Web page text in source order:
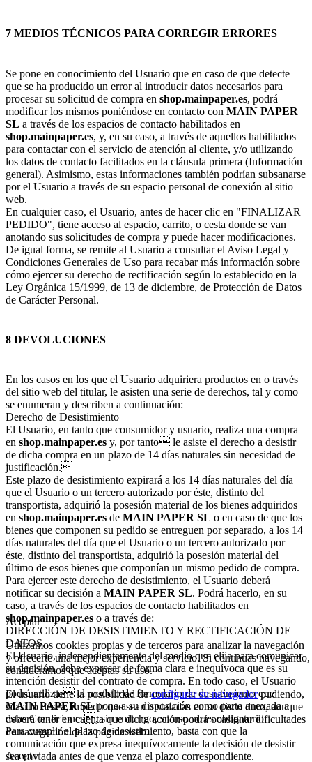
7 MEDIOS TÉCNICOS PARA CORREGIR ERRORES
Se pone en conocimiento del Usuario que en caso de que detecte
que se ha producido un error al introducir datos necesarios para
procesar su solicitud de compra en shop.mainpaper.es, podrá
modificar los mismos poniéndose en contacto con MAIN PAPER
SL a través de los espacios de contacto habilitados en
shop.mainpaper.es, y, en su caso, a través de aquellos habilitados
para contactar con el servicio de atención al cliente, y/o utilizando
los datos de contacto facilitados en la cláusula primera (Información
general). Asimismo, estas informaciones también podrían subsanarse
por el Usuario a través de su espacio personal de conexión al sitio
web.
En cualquier caso, el Usuario, antes de hacer clic en "FINALIZAR
PEDIDO", tiene acceso al espacio, carrito, o cesta donde se van
anotando sus solicitudes de compra y puede hacer modificaciones.
De igual forma, se remite al Usuario a consultar el Aviso Legal y
Condiciones Generales de Uso para recabar más información sobre
cómo ejercer su derecho de rectificación según lo establecido en la
Ley Orgánica 15/1999, de 13 de diciembre, de Protección de Datos
de Carácter Personal.
8 DEVOLUCIONES
En los casos en los que el Usuario adquiriera productos en o través
del sitio web del titular, le asisten una serie de derechos, tal y como
se enumeran y describen a continuación:
Derecho de Desistimiento
El Usuario, en tanto que consumidor y usuario, realiza una compra
en shop.mainpaper.es y, por tanto le asiste el derecho a desistir
de dicha compra en un plazo de 14 días naturales sin necesidad de
justificación.
Este plazo de desistimiento expirará a los 14 días naturales del día
que el Usuario o un tercero autorizado por éste, distinto del
transportista, adquirió la posesión material de los bienes adquiridos
en shop.mainpaper.es de MAIN PAPER SL o en caso de que los
bienes que componen su pedido se entreguen por separado, a los 14
días naturales del día que el Usuario o un tercero autorizado por
éste, distinto del transportista, adquirió la posesión material del
último de esos bienes que componían un mismo pedido de compra.
Para ejercer este derecho de desistimiento, el Usuario deberá
notificar su decisión a MAIN PAPER SL. Podrá hacerlo, en su
caso, a través de los espacios de contacto habilitados en
shop.mainpaper.es o a través de:
DIRECCIÓN DE DESISTIMIENTO Y RECTIFICACIÓN DE
DATOS.
El Usuario, independientemente del medio que elija para comunicar
su decisión, debe expresar de forma clara e inequívoca que es su
intención desistir del contrato de compra. En todo caso, el Usuario
podrá utilizar el modelo de formulario de desistimiento que
MAIN PAPER SLpone a su disposición como parte anexada a
estas Condiciones, sin embargo, su uso no es obligatorio.
Para cumplir el plazo de desistimiento, basta con que la
comunicación que expresa inequívocamente la decisión de desistir
sea enviada antes de que venza el plazo correspondiente.
Aceptar
Utilizamos cookies propias y de terceros para analizar la navegación
y ofrecerte una mejor experiencia y servicio. Si continuas navegando,
consideramos que aceptas su uso.
El usuario tiene la posibilidad deconfigurar su navegadorpudiendo,
si así lo desea, impedir que sean instaladas en su disco duro, aunque
deberá tener en cuenta que dicha acción podrá ocasionar dificultades
de navegación de la página web.
Aceptar